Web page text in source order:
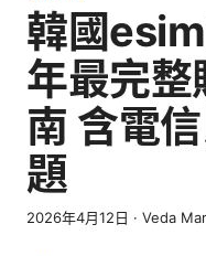
韓國
年最完整
南 含電
題
2026年4月12日 · Veda